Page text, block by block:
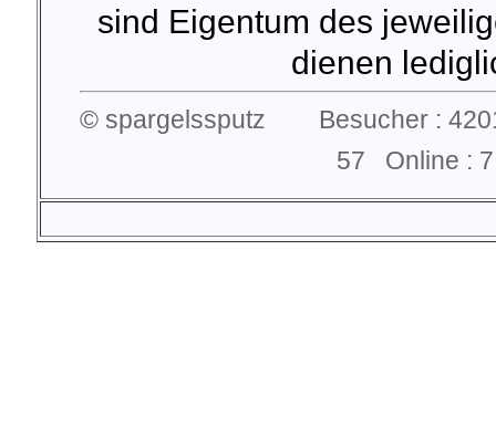
sind Eigentum des
dienen
© spargelssputz Besucher :
57 Online